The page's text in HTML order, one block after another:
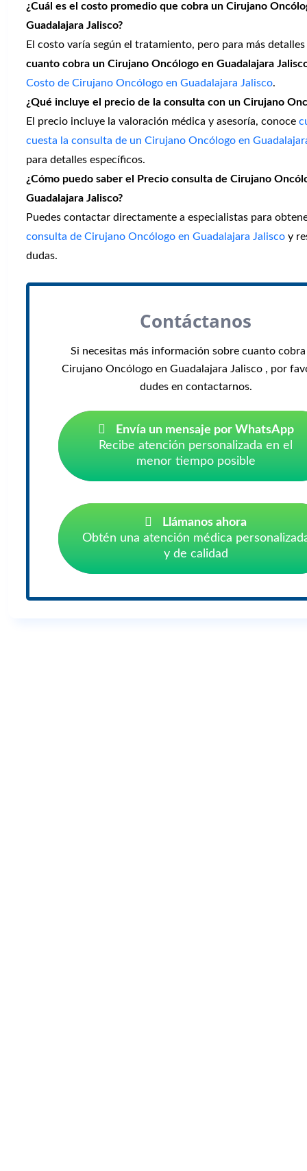
¿Cuál es el costo promedio que cobra un Cirujano
Guadalajara Jalisco?
El costo varía según el tratamiento, pero para más
cuanto cobra un Cirujano Oncólogo en Guadalajara
Costo de Cirujano Oncólogo en Guadalajara Jalisco.
¿Qué incluye el precio de la consulta con un Cirujano
El precio incluye la valoración médica y asesoría, conoce
cuesta la consulta de un Cirujano Oncólogo en
para detalles específicos.
¿Cómo puedo saber el Precio consulta de Cirujano
Guadalajara Jalisco?
Puedes contactar directamente a especialistas para
consulta de Cirujano Oncólogo en Guadalajara Jalisco y
dudas.
Contáctanos
Si necesitas más información sobre cuanto
Cirujano Oncólogo en Guadalajara Jalisco , por
dudes en contactarnos.
Envía un mensaje por WhatsApp
Recibe atención personalizada en el
menor tiempo posible
Llámanos ahora
Obtén una atención médica
y de calidad